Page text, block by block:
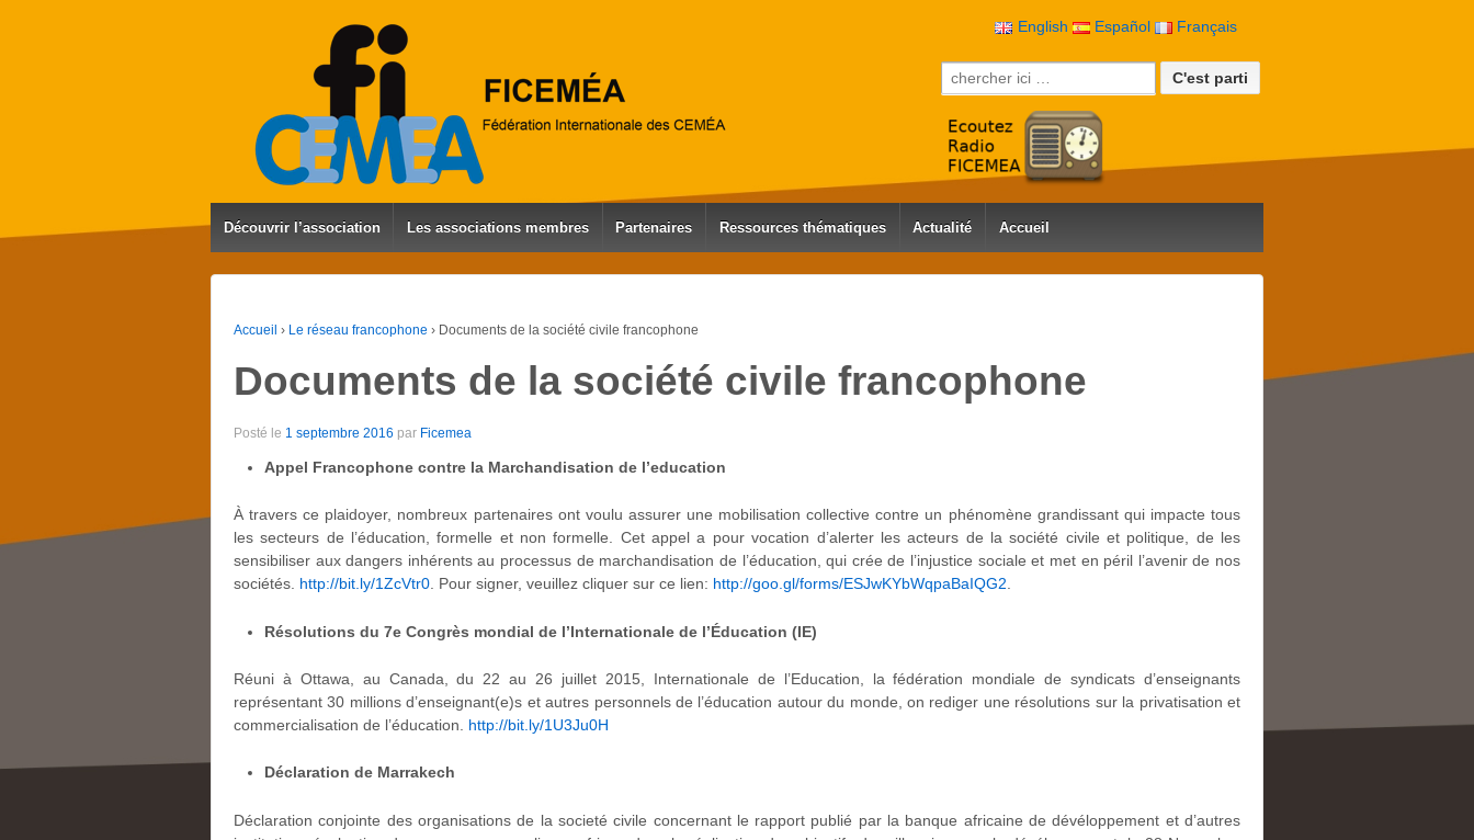
English Español Français
Recherche pour:
Découvrir l’association Les associations membres Partenaires Ressources thématiques Actualité Accueil
Accueil › Le réseau francophone › Documents de la société civile francophone
Documents de la société civile francophone
Posté le 1 septembre 2016 par Ficemea
Appel Francophone contre la Marchandisation de l’education
À travers ce plaidoyer, nombreux partenaires ont voulu assurer une mobilisation collective contre un phénomène grandissant qui impacte tous
les secteurs de l’éducation, formelle et non formelle. Cet appel a pour vocation d’alerter les acteurs de la société civile et politique, de les
sensibiliser aux dangers inhérents au processus de marchandisation de l’éducation, qui crée de l’injustice sociale et met en péril l’avenir de nos
sociétés. http://bit.ly/1ZcVtr0 . Pour signer, veuillez cliquer sur ce lien: http://goo.gl/forms/ESJwKYbWqpaBaIQG2
Résolutions du 7e Congrès mondial de l’Internationale de l’Éducation (IE)
Réuni à Ottawa, au Canada, du 22 au 26 juillet 2015, Internationale de l’Education, la fédération mondiale de syndicats d’enseignants
représentant 30 millions d’enseignant(e)s et autres personnels de l’éducation autour du monde, on rediger une résolutions sur la privatisation et
commercialisation de l’éducation. http://bit.ly/1U3Ju0H
Déclaration de Marrakech
Déclaration conjointe des organisations de la societé civile concernant le rapport publié par la banque africaine de dévéloppement et d’autres